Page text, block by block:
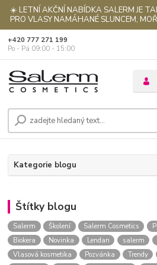
☀️ LETNÍ AKČNÍ NABÍDKA SALERM JE
PRO VLASY NAMÁHANÉ SLUNCEM,
+420 777 271 199
Po - Pá 09:00 - 15:00
Kategorie blogu
Štítky blogu
Salerm Školení Salerm Cosmetics
Biokera
Novinka Lendan salerm
Vlasová kosmetika
Pozvánka Trendy